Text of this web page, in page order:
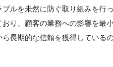
ルを未然に防ぐ取り組みを行
り、顧客の業務への影響を最
長期的な信頼を獲得しているの